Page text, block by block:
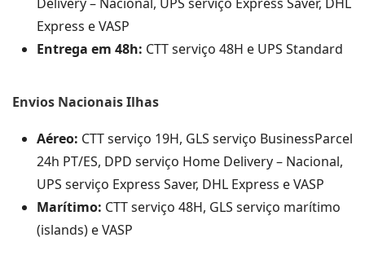
Express e VASP
Entrega em 48h: CTT serviço 48H e UPS Standard
Envios Nacionais Ilhas
Aéreo: CTT serviço 19H, GLS serviço BusinessParcel
24h PT/ES, DPD serviço Home Delivery – Nacional,
UPS serviço Express Saver, DHL Express e VASP
Marítimo: CTT serviço 48H, GLS serviço marítimo
(islands) e VASP